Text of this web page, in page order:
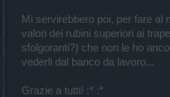
Mi servirebbero poi, per fare al
valori dei rubini superiori ai
sfolgoranti?) che non le ho
vederli dal banco da lavoro...
Grazie a tutti! :* :*